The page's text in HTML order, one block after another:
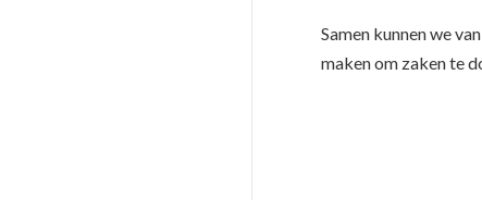
Samen kunnen we
maken om zaken te